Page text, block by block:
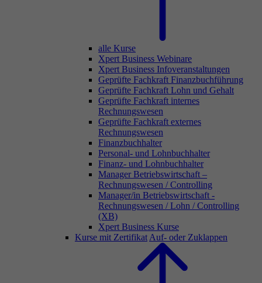
alle Kurse
Xpert Business Webinare
Xpert Business Infoveranstaltungen
Geprüfte Fachkraft Finanzbuchführung
Geprüfte Fachkraft Lohn und Gehalt
Geprüfte Fachkraft internes
Rechnungswesen
Geprüfte Fachkraft externes
Rechnungswesen
Finanzbuchhalter
Personal- und Lohnbuchhalter
Finanz- und Lohnbuchhalter
Manager Betriebswirtschaft –
Rechnungswesen / Controlling
Manager/in Betriebswirtschaft -
Rechnungswesen / Lohn / Controlling
(XB)
Xpert Business Kurse
Kurse mit Zertifikat Auf- oder Zuklappen